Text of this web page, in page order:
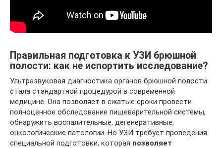
Правильная подготовка к УЗИ брюшной
полости: как не испортить исследование?
Ультразвуковая диагностика органов брюшной полости
стала стандартной процедурой в современной
медицине. Она позволяет в сжатые сроки провести
полноценное обследование пищеварительной системы,
обнаружить воспалительные, дегенеративные,
онкологические патологии. Но УЗИ требует проведения
специальной подготовки, которая позволяет